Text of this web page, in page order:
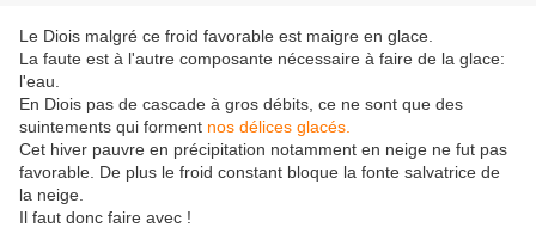
Le Diois malgré ce froid favorable est maigre en glace.
La faute est à l'autre composante nécessaire à faire de la glace:
l'eau.
En Diois pas de cascade à gros débits, ce ne sont que des
suintements qui forment nos délices glacés.
Cet hiver pauvre en précipitation notamment en neige ne fut pas
favorable. De plus le froid constant bloque la fonte salvatrice de
la neige.
Il faut donc faire avec !